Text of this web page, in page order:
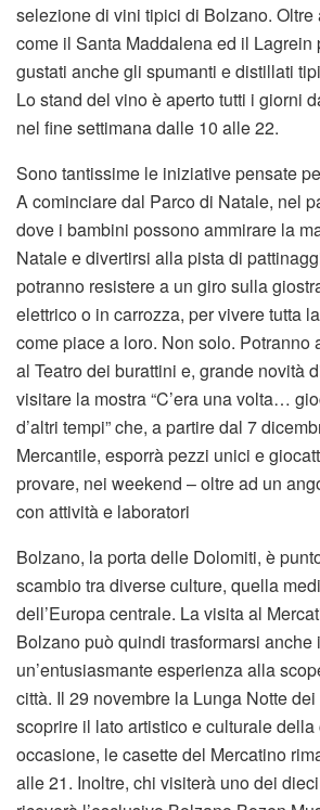
selezione di vini tipici di Bolzano. Oltre
come il Santa Maddalena ed il Lagrein
gustati anche gli spumanti e distillati
Lo stand del vino è aperto tutti i giorni
nel fine settimana dalle 10 alle 22.
Sono tantissime le iniziative pensate
A cominciare dal Parco di Natale, nel
dove i bambini possono ammirare la
Natale e divertirsi alla pista di
potranno resistere a un giro sulla
elettrico o in carrozza, per vivere tutta
come piace a loro. Non solo. Potranno
al Teatro dei burattini e, grande novità
visitare la mostra “C’era una volta…
d’altri tempi” che, a partire dal 7
Mercantile, esporrà pezzi unici e
provare, nei weekend – oltre ad un
con attività e laboratori
Bolzano, la porta delle Dolomiti, è
scambio tra diverse culture, quella
dell’Europa centrale. La visita al
Bolzano può quindi trasformarsi anche
un’entusiasmante esperienza alla
città. Il 29 novembre la Lunga Notte
scoprire il lato artistico e culturale
occasione, le casette del Mercatino
alle 21. Inoltre, chi visiterà uno dei